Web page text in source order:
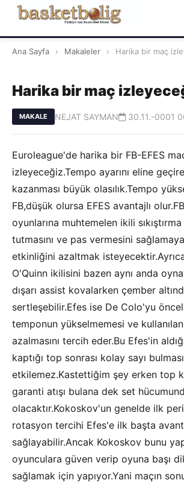
Ana Sayfa › Makaleler › Harika bir maç
Harika bir maç
MAKALE NEJAT SAYMAN 30.11.-0001
Euroleague'de harika bir FB-EFES
izleyeceğiz.Tempo ayarını eline
kazanması büyük olasılık.Tempo
FB,düşük olursa EFES avantajlı
oyunlarına muhtemelen ikili
tutmasını ve pas vermesini sağlamaya
etkinliğini azaltmak
O'Quinn ikilisini bazen aynı anda
dışarı assist kovalarken çember
sertleşebilir.Efes ise De Colo'yu
temponun yükselmemesi ve
azalmasını tercih eder.Bu Efes'in
kaptığı top sonrası kolay sayı
etkilemez.Kastettiğim şey erken top
garanti atışı bulana dek set
olacaktır.Kokoskov'un genelde ilk
rotasyon tercihi Efes'e ilk başta
sağlayabilir.Ancak Kokoskov bunu
oyunculara güven verip oyuna başı
sağlamak için yapıyor.Yani maçın